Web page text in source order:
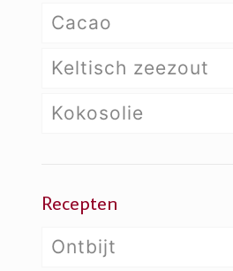
Cacao
Keltisch zeezout
Kokosolie
Recepten
Ontbijt